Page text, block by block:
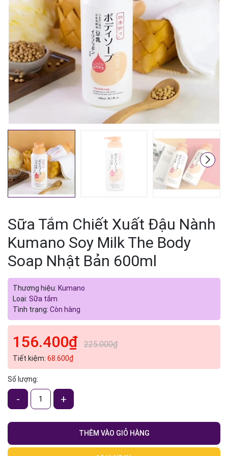
Sữa Tắm Chiết Xuất Đậu Nành
Kumano Soy Milk The Body
Soap Nhật Bản 600ml
Thương hiệu: Kumano
Loại: Sữa tắm
Tình trạng: Còn hàng
156.400₫ 225.000₫
Tiết kiệm: 68.600₫
Số lượng:
- +
THÊM VÀO GIỎ HÀNG
Mã giảm giá:
Ngày hết hạn:
Điều kiện: